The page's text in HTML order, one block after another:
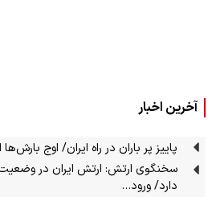
آخرین اخبار
پاییز پر باران در راه ایران/ اوج بارش‌ها از ۱۰ مهر تا ۱۰ آبان ماه
سخنگوی ارتش: ارتش ایران در وضعیت
دارد/ ورود…